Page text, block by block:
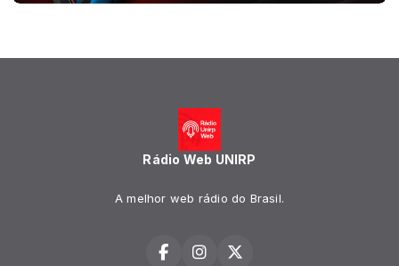
Rádio Web UNIRP
A melhor web rádio do Brasil.